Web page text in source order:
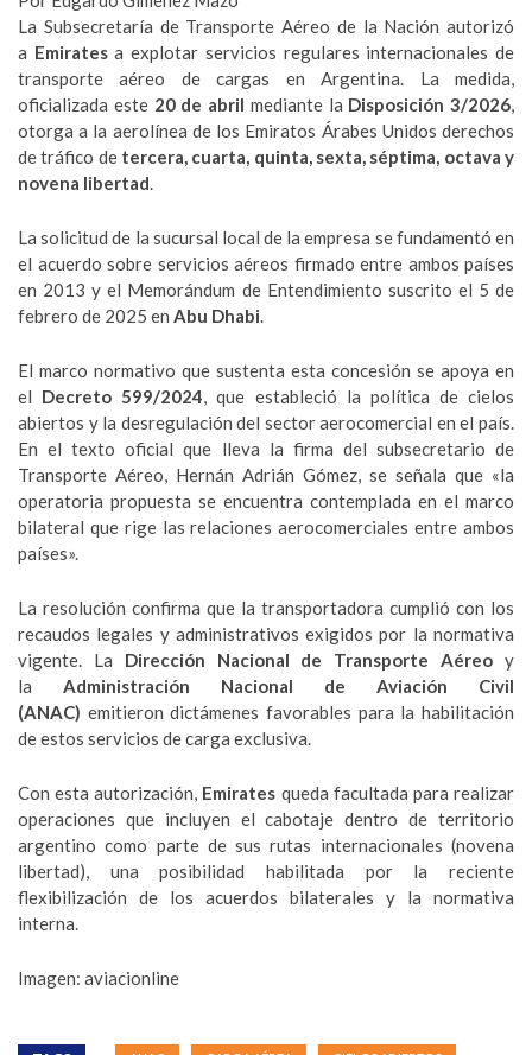
La Subsecretaría de Transporte Aéreo de la Nación autorizó
a Emiratesa explotar servicios regulares internacionales de
transporte aéreo de cargas en Argentina. La medida,
oficializada este 20 de abril mediante la Disposición 3/2026
otorga a la aerolínea de los Emiratos Árabes Unidos derechos
de tráfico de tercera, cuarta, quinta, sexta, séptima, octava y
novena libertad
La solicitud de la sucursal local de la empresa se fundamentó en
el acuerdo sobre servicios aéreos firmado entre ambos países
en 2013 y el Memorándum de Entendimiento suscrito el 5 de
febrero de 2025 en Abu Dhabi
El marco normativo que sustenta esta concesión se apoya en
el Decreto 599/2024 , que estableció la política de cielos
abiertos y la desregulación del sector aerocomercial en el país.
En el texto oficial que lleva la firma del subsecretario de
Transporte Aéreo, Hernán Adrián Gómez, se señala que «la
operatoria propuesta se encuentra contemplada en el marco
bilateral que rige las relaciones aerocomerciales entre ambos
países».
La resolución confirma que la transportadora cumplió con los
recaudos legales y administrativos exigidos por la normativa
vigente. La Dirección Nacional de Transporte Aéreo y
la Administración Nacional de Aviación Civil
(ANAC) emitieron dictámenes favorables para la habilitación
de estos servicios de carga exclusiva.
Con esta autorización, Emirates queda facultada para realizar
operaciones que incluyen el cabotaje dentro de territorio
argentino como parte de sus rutas internacionales (novena
libertad), una posibilidad habilitada por la reciente
flexibilización de los acuerdos bilaterales y la normativa
interna.
Imagen: aviacionline